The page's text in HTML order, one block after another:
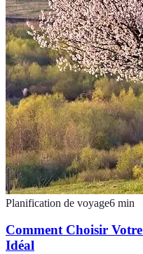
Planification de voyage6 min
Comment Choisir
Idéal